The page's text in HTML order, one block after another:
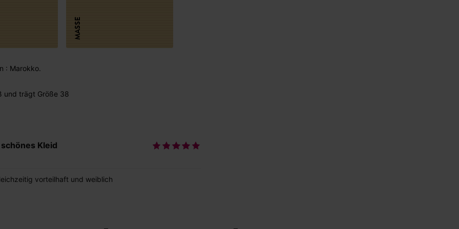
MASSE
: Marokko.
und trägt Größe 38
Kleid
vorteilhaft und weiblich